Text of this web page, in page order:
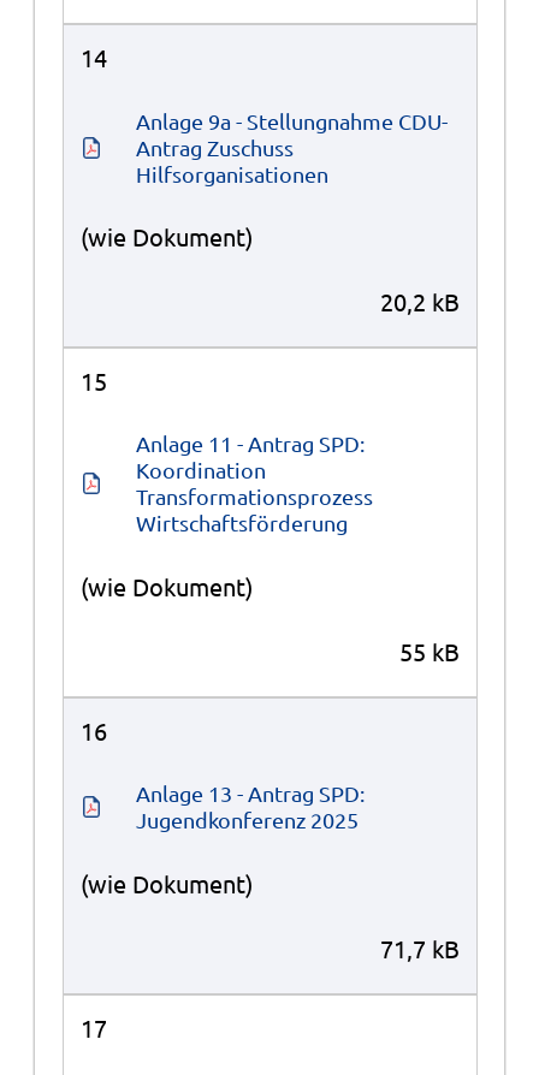
14
Anlage 9a - Stellungnahme CDU-
Antrag Zuschuss
Hilfsorganisationen
(wie Dokument)
20,2 kB
15
Anlage 11 - Antrag SPD:
Koordination
Transformationsprozess
Wirtschaftsförderung
(wie Dokument)
55 kB
16
Anlage 13 - Antrag SPD:
Jugendkonferenz 2025
(wie Dokument)
71,7 kB
17